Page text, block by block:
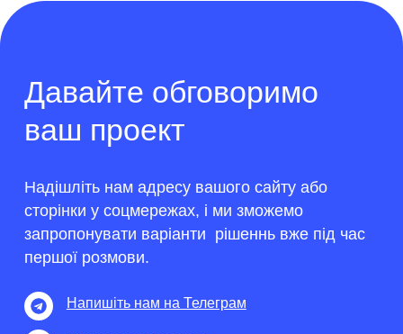
Давайте обговоримо
ваш проект
Надішліть нам адресу вашого сайту або
сторінки у соцмережах, і ми зможемо
запропонувати варіанти рішеннь вже під час
першої розмови.
Напишіть нам на Телеграм